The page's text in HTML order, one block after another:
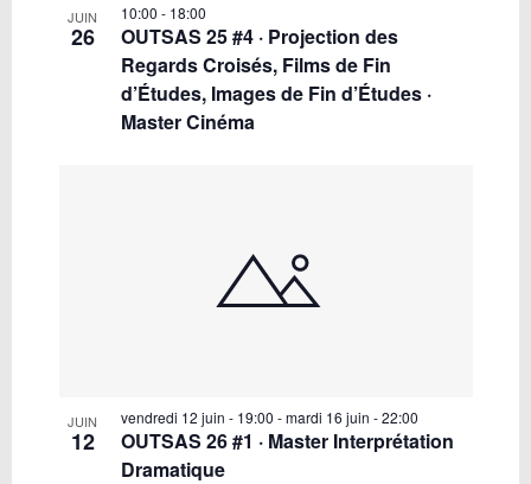
JUIN
26
10:00 - 18:00
OUTSAS 25 #4 · Projection des
Regards Croisés, Films de Fin
d’Études, Images de Fin d’Études ·
Master Cinéma
JUIN
12
vendredi 12 juin - 19:00 -mardi 16 juin - 22:00
OUTSAS 26 #1 · Master Interprétation
Dramatique